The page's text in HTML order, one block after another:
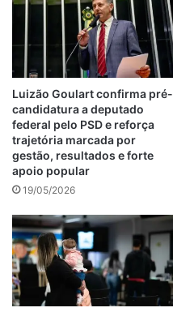
Luizão Goulart confirma pré-
candidatura a deputado
federal pelo PSD e reforça
trajetória marcada por
gestão, resultados e forte
apoio popular
19/05/2026